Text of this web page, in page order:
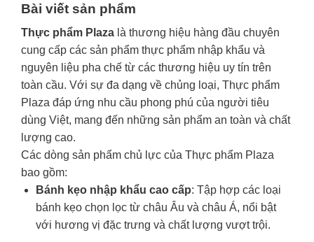
Bài viết sản phẩm
Thực phẩm Plazalà thương hiệu hàng đầu chuyên
cung cấp các sản phẩm thực phẩm nhập khẩu và
nguyên liệu pha chế từ các thương hiệu uy tín trên
toàn cầu. Với sự đa dạng về chủng loại, Thực phẩm
Plaza đáp ứng nhu cầu phong phú của người tiêu
dùng Việt, mang đến những sản phẩm an toàn và chất
lượng cao.
Các dòng sản phẩm chủ lực của Thực phẩm Plaza
bao gồm:
Bánh kẹo nhập khẩu cao cấp: Tập hợp các loại
bánh kẹo chọn lọc từ châu Âu và châu Á, nổi bật
với hương vị đặc trưng và chất lượng vượt trội.